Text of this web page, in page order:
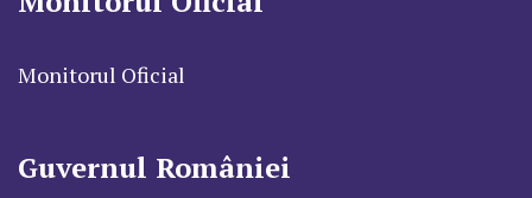
Monitorul Oficial
Guvernul României